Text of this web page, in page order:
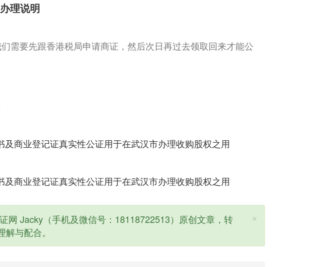
理说明
需要先跟香港税局申请商证，然后次日再过去领取回来才能公
×
网 Jacky（手机及微信号：18118722513）原创文章，转
与配合。